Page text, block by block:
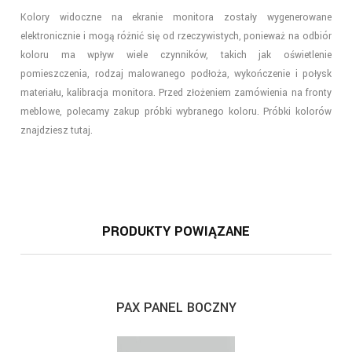
Kolory widoczne na ekranie monitora zostały wygenerowane
elektronicznie i mogą różnić się od rzeczywistych, ponieważ na odbiór
koloru ma wpływ wiele czynników, takich jak oświetlenie
pomieszczenia, rodzaj malowanego podłoża, wykończenie i połysk
materiału, kalibracja monitora. Przed złożeniem zamówienia na fronty
meblowe, polecamy zakup próbki wybranego koloru. Próbki kolorów
znajdziesztutaj.
PRODUKTY POWIĄZANE
PAX PANEL BOCZNY